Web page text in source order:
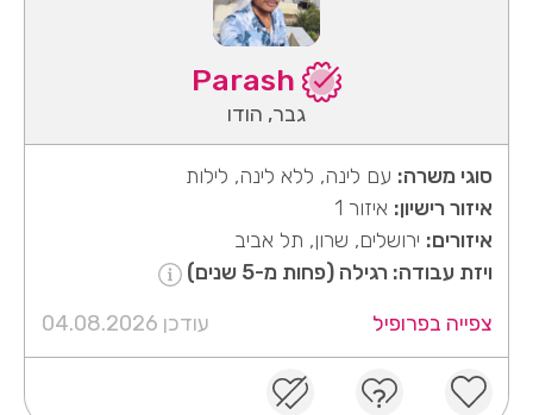
גבר, הודו
סוגי משרה: עם לינה, ללא לינה, לילות
איזור רישיון: איזור 1
איזורים: ירושלים, שרון, תל אביב
ויזת עבודה: רגילה (פחות מ-5 שנים)
צפייה בפרופיל
עודכן 04.08.2026